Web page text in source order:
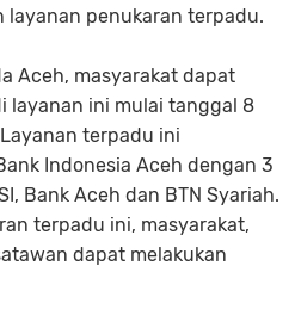
layanan penukaran terpadu.
Aceh, masyarakat dapat
layanan ini mulai tanggal 8
terpadu ini
Indonesia Aceh dengan 3
Bank Aceh dan BTN Syariah.
terpadu ini, masyarakat,
dapat melakukan